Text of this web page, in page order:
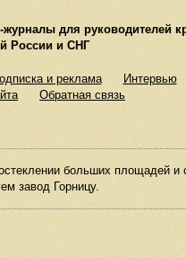
для руководителей
России и СНГ
и реклама
Интервью
Обратная связь
больших площадей и
завод Горницу.